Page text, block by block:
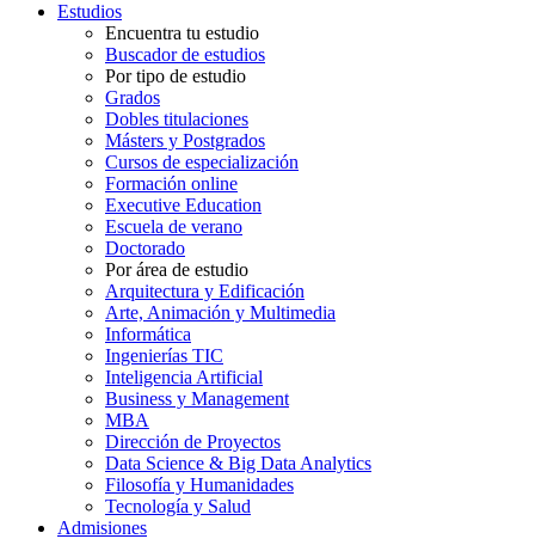
Estudios
Encuentra tu estudio
Buscador de estudios
Por tipo de estudio
Grados
Dobles titulaciones
Másters y Postgrados
Cursos de especialización
Formación online
Executive Education
Escuela de verano
Doctorado
Por área de estudio
Arquitectura y Edificación
Arte, Animación y Multimedia
Informática
Ingenierías TIC
Inteligencia Artificial
Business y Management
MBA
Dirección de Proyectos
Data Science & Big Data Analytics
Filosofía y Humanidades
Tecnología y Salud
Admisiones